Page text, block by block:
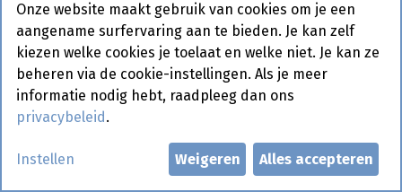
Americain Manna Tube 1 L
Bestelartikel
Onze website maakt gebruik van cookies om je een
aangename surfervaring aan te bieden. Je kan zelf
kiezen welke cookies je toelaat en welke niet. Je kan ze
beheren via de cookie-instellingen. Als je meer
informatie nodig hebt, raadpleeg dan ons
privacybeleid .
Instellen Weigeren Alles accepteren